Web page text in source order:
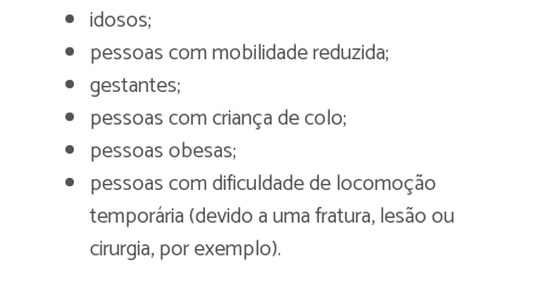
idosos;
pessoas com mobilidade reduzida;
gestantes;
pessoas com criança de colo;
pessoas obesas;
pessoas com dificuldade de locomoção
temporária (devido a uma fratura, lesão ou
cirurgia, por exemplo).